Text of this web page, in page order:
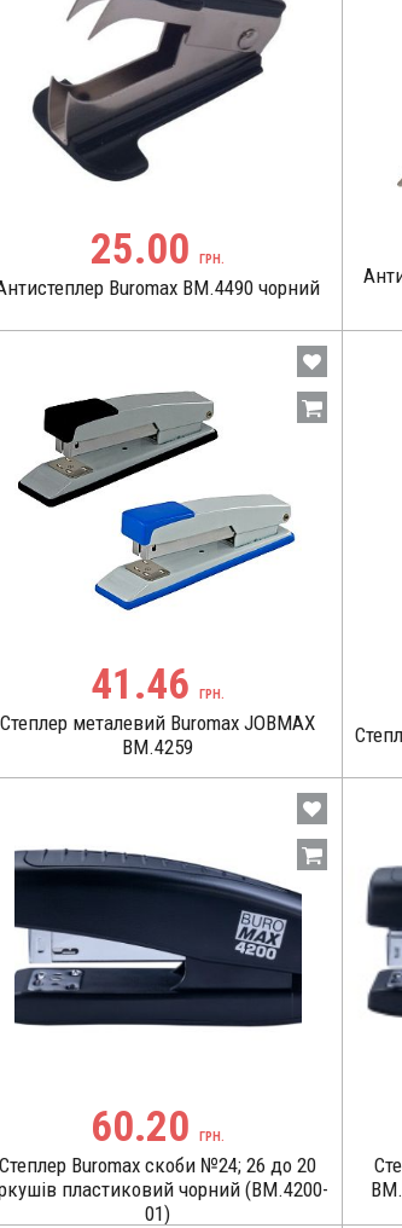
25.00 ГРН.
Buromax BM.4490 чорний
41.46 ГРН.
Степлер металевий Buromax JOBMAX
BM.4259
60.20 ГРН.
Степлер Buromax скоби №24; 26 до 20
пластиковий чорний (BM.4200-
01)